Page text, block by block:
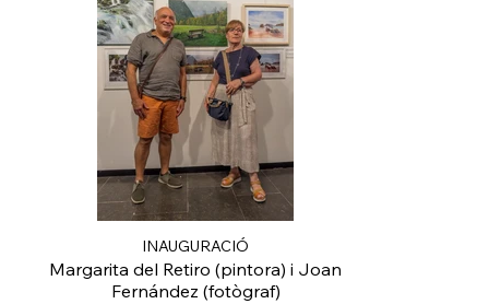
INAUGURACIÓ
Margarita del Retiro (pintora) i Joan
Fernández (fotògraf)